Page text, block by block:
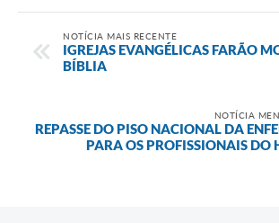
NOTÍCIA MAIS RECENTE
IGREJAS EVANGÉLICAS FARÃO
BÍBLIA
NOTÍCIA
REPASSE DO PISO NACIONAL DA
PARA OS PROFISSIONAIS DO